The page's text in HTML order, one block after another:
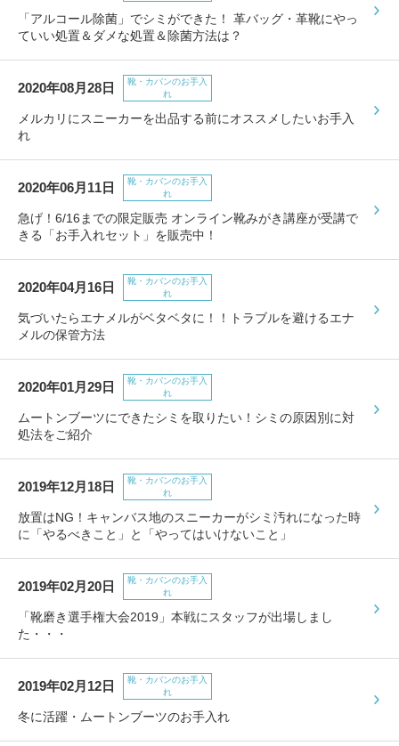
「アルコール除菌」でシミができた！ 革バッグ・革靴にやっ
ていい処置＆ダメな処置＆除菌方法は？
2020年08月28日
靴・カバンのお手入
れ
メルカリにスニーカーを出品する前にオススメしたいお手入
れ
2020年06月11日
靴・カバンのお手入
れ
急げ！6/16までの限定販売 オンライン靴みがき講座が受講で
きる「お手入れセット」を販売中！
2020年04月16日
靴・カバンのお手入
れ
気づいたらエナメルがベタベタに！！トラブルを避けるエナ
メルの保管方法
2020年01月29日
靴・カバンのお手入
れ
ムートンブーツにできたシミを取りたい！シミの原因別に対
処法をご紹介
2019年12月18日
靴・カバンのお手入
れ
放置はNG！キャンバス地のスニーカーがシミ汚れになった時
に「やるべきこと」と「やってはいけないこと」
2019年02月20日
靴・カバンのお手入
れ
「靴磨き選手権大会2019」本戦にスタッフが出場しまし
た・・・
2019年02月12日
靴・カバンのお手入
れ
冬に活躍・ムートンブーツのお手入れ